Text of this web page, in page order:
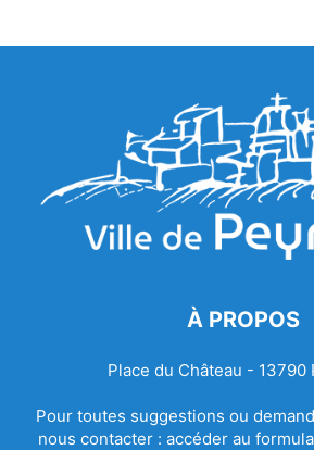
À PROPOS
Place du Château - 13790
Pour toutes suggestions ou
nous contacter : accéder au